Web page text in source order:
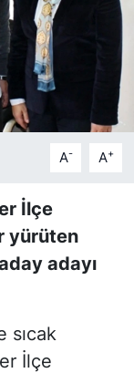
A- A+
İlçe
yürüten
adayı
sıcak
İlçe